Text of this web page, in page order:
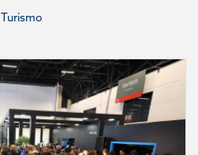
Turismo